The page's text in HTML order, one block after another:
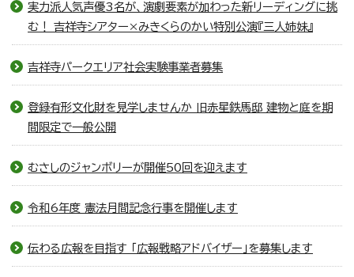
実力派人気声優3名が、演劇要素が加わった新リーディングに挑
む！ 吉祥寺シアター×みきくらのかい特別公演『三人姉妹』
吉祥寺パークエリア社会実験事業者募集
登録有形文化財を見学しませんか 旧赤星鉄馬邸 建物と庭を期
間限定で一般公開
むさしのジャンボリーが開催50回を迎えます
令和6年度 憲法月間記念行事を開催します
伝わる広報を目指す 「広報戦略アドバイザー」を募集します